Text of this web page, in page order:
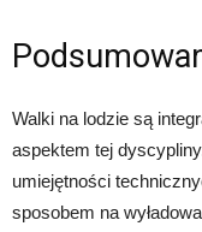
Walki na lodzie są
aspektem tej
umiejętności
sposobem na